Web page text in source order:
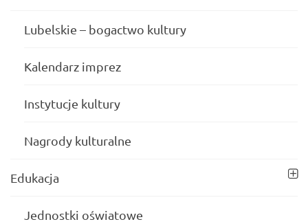
Lubelskie – bogactwo kultury
Kalendarz imprez
Instytucje kultury
Nagrody kulturalne
Edukacja
Jednostki oświatowe